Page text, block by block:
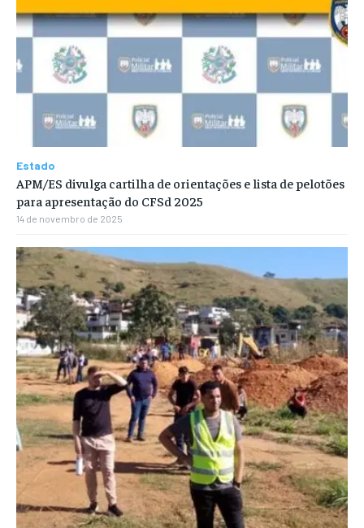
Estado
APM/ES divulga cartilha de orientações e lista de pelotões
para apresentação do CFSd 2025
14 de novembro de 2025